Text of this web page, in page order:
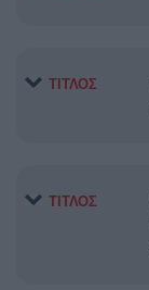
ΤΙΤΛΟΣ
ΤΙΤΛΟΣ